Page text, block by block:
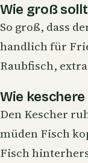
Wie groß
So groß, dass
handlich für
Raubfisch,
Wie
Den Kescher
müden Fisch
Fisch